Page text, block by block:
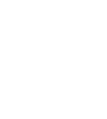
o Seu
e